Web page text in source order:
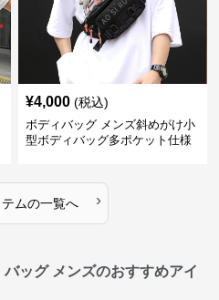
¥4,000 (税込)
ボディバッグ メンズ斜めがけ小
型ボディバッグ多ポケット仕様
ムの一覧へ ›
ッグ メンズのおすすめアイ